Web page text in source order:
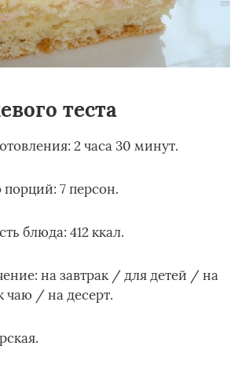
теста
2 часа 30 минут.
порций: 7 персон.
блюда: 412 ккал.
на завтрак / для детей / на
чаю / на десерт.